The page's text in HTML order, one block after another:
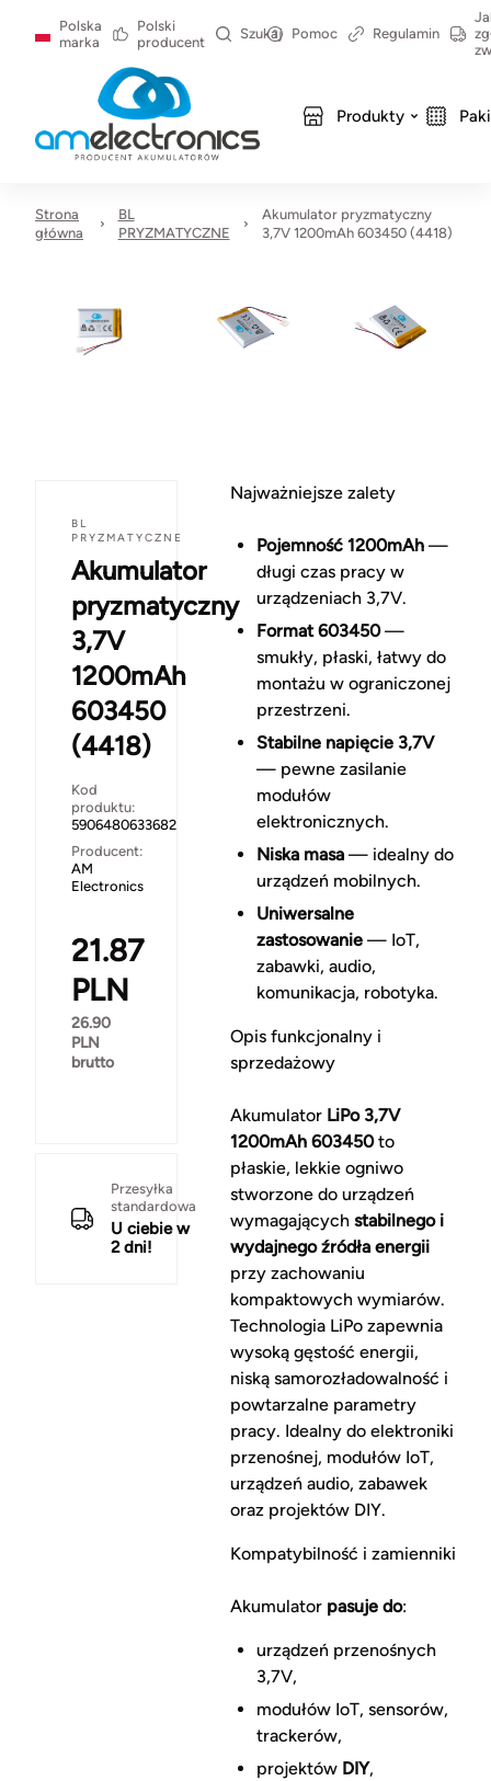
Polska
marka
Polski
producent
Szukaj Pomoc Regulamin
Produkty
Strona
główna
BL
PRYZMATYCZNE
Akumulator pryzmatyczny
3,7V 1200mAh 603450 (4418)
BL
PRYZMATYCZNE
Akumulator
pryzmatyczny
3,7V
1200mAh
603450
(4418)
Kod
produktu:
5906480633682
Producent:
AM
Electronics
21.87
PLN
26.90
PLN
brutto
Przesyłka
standardowa
U ciebie w
2 dni!
Najważniejsze zalety
Pojemność 1200mAh—
długi czas pracy w
urządzeniach 3,7V.
Format 603450—
smukły, płaski, łatwy do
montażu w ograniczonej
przestrzeni.
Stabilne napięcie 3,7V
— pewne zasilanie
modułów
elektronicznych.
Niska masa— idealny do
urządzeń mobilnych.
Uniwersalne
zastosowanie— IoT,
zabawki, audio,
komunikacja, robotyka.
Opis funkcjonalny i
sprzedażowy
Akumulator LiPo 3,7V
1200mAh 603450to
płaskie, lekkie ogniwo
stworzone do urządzeń
wymagających stabilnego i
wydajnego źródła energii
przy zachowaniu
kompaktowych wymiarów.
Technologia LiPo zapewnia
wysoką gęstość energii,
niską samorozładowalność i
powtarzalne parametry
pracy. Idealny do elektroniki
przenośnej, modułów IoT,
urządzeń audio, zabawek
oraz projektów DIY.
Kompatybilność i zamienniki
Akumulator pasuje do:
urządzeń przenośnych
3,7V,
modułów IoT, sensorów,
trackerów,
projektów DIY,